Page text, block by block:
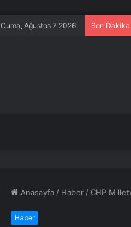
Cuma, Ağustos 7 2026 Son
Anasayfa / Haber / CHP
Haber